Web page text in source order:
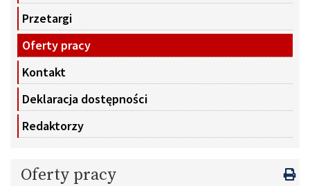
Przetargi
Oferty pracy
Kontakt
Deklaracja dostępności
Redaktorzy
Oferty pracy